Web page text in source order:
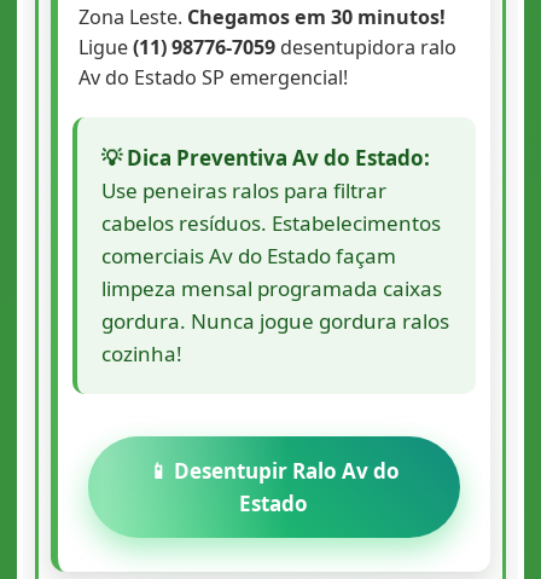
Zona Leste. Chegamos em 30 minutos!
Ligue(11) 98776-7059desentupidora ralo
Av do Estado SP emergencial!
💡 Dica Preventiva Av do Estado:
Use peneiras ralos para filtrar
cabelos resíduos. Estabelecimentos
comerciais Av do Estado façam
limpeza mensal programada caixas
gordura. Nunca jogue gordura ralos
cozinha!
📱 Desentupir Ralo Av do
Estado